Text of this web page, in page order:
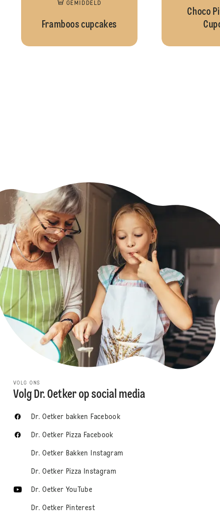
GEMIDDELD
Framboos cupcakes
Choco
VOLG ONS
Volg Dr. Oetker op social media
Dr. Oetker bakken Facebook
Dr. Oetker Pizza Facebook
Dr. Oetker Bakken Instagram
Dr. Oetker Pizza Instagram
Dr. Oetker YouTube
Dr. Oetker Pinterest